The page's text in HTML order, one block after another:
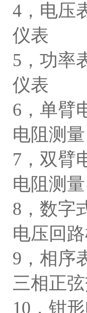
4，
仪表
5，
仪表
6，
电阻测
7，
电阻测
8，数
电压回
9，
三相正
10，